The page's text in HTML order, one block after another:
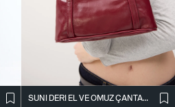
SUNI DERI EL VE OMUZ ÇANTASI Ç09-G11